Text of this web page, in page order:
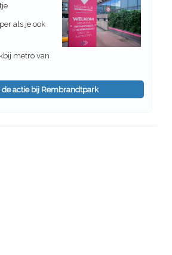
als je ook
metro van
de actie bij Rembrandtpark